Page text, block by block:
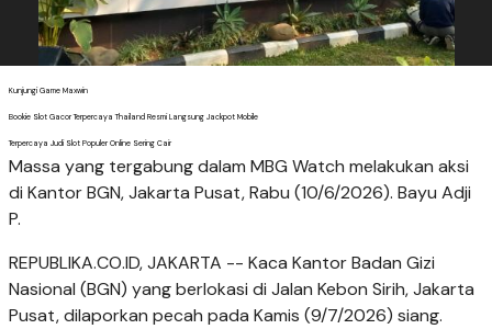
Kunjungi Game Maxwin
Bookie Slot Gacor Terpercaya Thailand Resmi Langsung Jackpot Mobile
Terpercaya Judi Slot Populer Online Sering Cair
Massa yang tergabung dalam MBG Watch melakukan aksi
di Kantor BGN, Jakarta Pusat, Rabu (10/6/2026). Bayu Adji
P.
REPUBLIKA.CO.ID, JAKARTA -- Kaca Kantor Badan Gizi
Nasional (BGN) yang berlokasi di Jalan Kebon Sirih, Jakarta
Pusat, dilaporkan pecah pada Kamis (9/7/2026) siang.